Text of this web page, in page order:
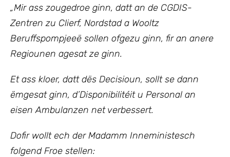
„Mir ass zougedroe ginn, datt an de CGDIS-
Zentren zu Clierf, Nordstad a Wooltz
Beruffspompjeeë sollen ofgezu ginn, fir an anere
Regiounen agesat ze ginn.
Et ass kloer, datt dës Decisioun, sollt se dann
ëmgesat ginn, d’Disponibilitéit u Personal an
eisen Ambulanzen net verbessert.
Dofir wollt ech der Madamm Inneministesch
folgend Froe stellen: